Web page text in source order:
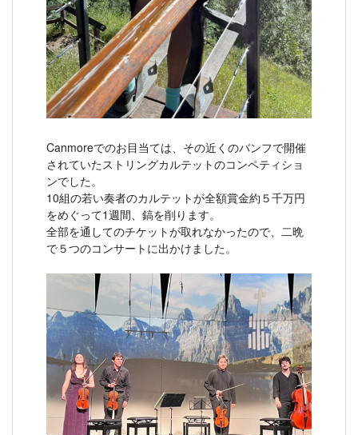
Canmoreでのお目当ては、その近くのバンフで開催
されていたストリングカルテットのコンペティショ
ンでした。
10組の若い奏者のカルテットが全額賞金約５千万円
をめぐって1週間、鎬を削ります。
全部を通してのチケットが取れなかったので、二晩
で５つのコンサートに出かけました。